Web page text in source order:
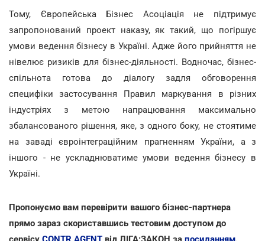
Тому, Європейська Бізнес Асоціація не підтримує
запропонований проект наказу, як такий, що погіршує
умови ведення бізнесу в Україні. Адже його прийняття не
нівелює ризиків для бізнес-діяльності. Водночас, бізнес-
спільнота готова до діалогу задля обговорення
специфіки застосування Правил маркування в різних
індустріях з метою напрацювання максимально
збалансованого рішення, яке, з одного боку, не стоятиме
на заваді євроінтеграційним прагненням України, а з
іншого - не ускладнюватиме умови ведення бізнесу в
Україні.
Пропонуємо вам перевірити вашого бізнес-партнера
прямо зараз скориставшись тестовим доступом до